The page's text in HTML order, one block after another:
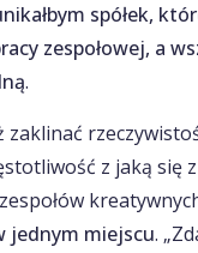
spółek,
zespołowej, a
.
zaklinać
z jaką
jednym miejscu.